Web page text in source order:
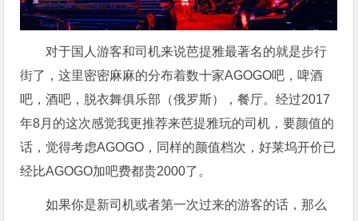
对于国人游客和司机来说芭提雅最著名的就是步行
街了，这里密密麻麻的分布着数十家AGOGO吧，啤酒
吧，酒吧，脱衣舞俱乐部（俄罗斯），餐厅。经过2017
年8月的这次感觉我更推荐来芭提雅玩的司机，要颜值的
话，觉得考虑AGOGO，同样的颜值档次，好莱坞开价已
经比AGOGO加吧费都贵2000了。
如果你是新司机或者第一次过来的游客的话，那么